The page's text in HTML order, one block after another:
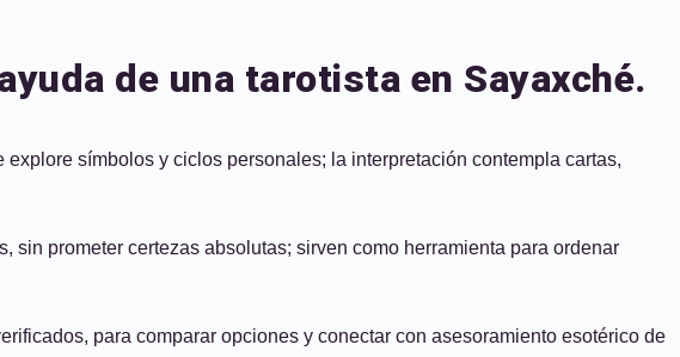
de una tarotista en Sayaxché.
símbolos y ciclos personales; la interpretación contempla cartas,
prometer certezas absolutas; sirven como herramienta para ordenar
para comparar opciones y conectar con asesoramiento esotérico de